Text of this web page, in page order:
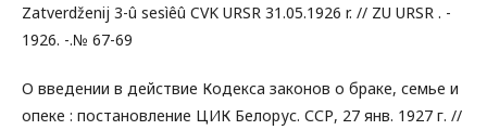
Zatverdženij 3-û sesìêû CVK URSR 31.05.1926 r. // ZU URSR . -
1926. -.№ 67-69
О введении в действие Кодекса законов о браке, семье и
опеке : постановление ЦИК Белорус. ССР, 27 янв. 1927 г. //